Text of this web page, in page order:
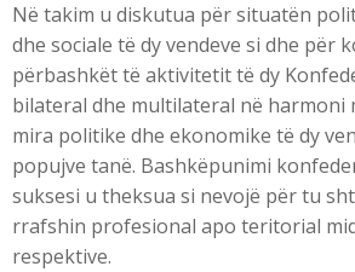
Në takim u diskutua për situatën
dhe sociale të dy vendeve si dhe për
përbashkët të aktivitetit të dy
bilateral dhe multilateral në harmoni
mira politike dhe ekonomike të dy
popujve tanë. Bashkëpunimi
suksesi u theksua si nevojë për tu
rrafshin profesional apo teritorial
respektive.